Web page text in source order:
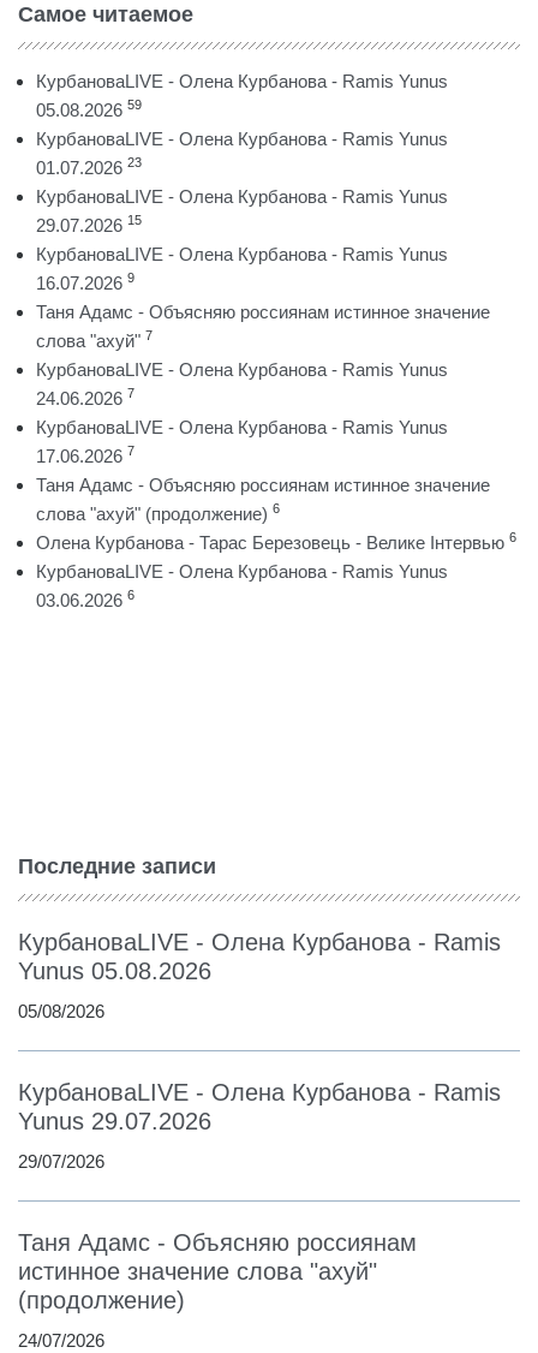
Самое читаемое
КурбановаLIVE - Олена Курбанова - Ramis Yunus
05.08.2026 59
КурбановаLIVE - Олена Курбанова - Ramis Yunus
01.07.2026 23
КурбановаLIVE - Олена Курбанова - Ramis Yunus
29.07.2026 15
КурбановаLIVE - Олена Курбанова - Ramis Yunus
16.07.2026 9
Таня Адамс - Объясняю россиянам истинное значение
слова "ахуй" 7
КурбановаLIVE - Олена Курбанова - Ramis Yunus
24.06.2026 7
КурбановаLIVE - Олена Курбанова - Ramis Yunus
17.06.2026 7
Таня Адамс - Объясняю россиянам истинное значение
слова "ахуй" (продолжение) 6
Олена Курбанова - Тарас Березовець - Велике Інтервью 6
КурбановаLIVE - Олена Курбанова - Ramis Yunus
03.06.2026 6
Последние записи
КурбановаLIVE - Олена Курбанова - Ramis
Yunus 05.08.2026
05/08/2026
КурбановаLIVE - Олена Курбанова - Ramis
Yunus 29.07.2026
29/07/2026
Таня Адамс - Объясняю россиянам
истинное значение слова "ахуй"
(продолжение)
24/07/2026